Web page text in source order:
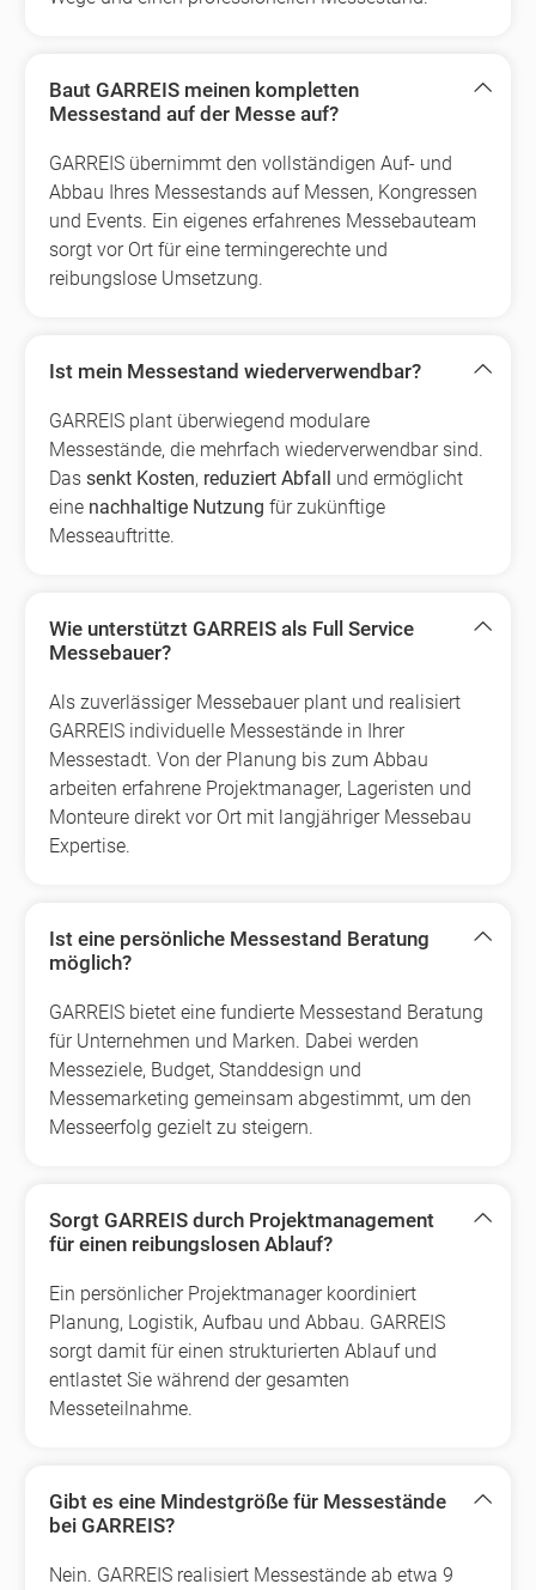
Baut GARREIS meinen kompletten
Messestand auf der Messe auf?
GARREIS übernimmt den vollständigen Auf- und
Abbau Ihres Messestands auf Messen, Kongressen
und Events. Ein eigenes erfahrenes Messebauteam
sorgt vor Ort für eine termingerechte und
reibungslose Umsetzung.
Ist mein Messestand wiederverwendbar?
GARREIS plant überwiegend modulare
Messestände, die mehrfach wiederverwendbar sind.
Das senkt Kosten, reduziert Abfall und ermöglicht
eine nachhaltige Nutzung für zukünftige
Messeauftritte.
Wie unterstützt GARREIS als Full Service
Messebauer?
Als zuverlässiger Messebauer plant und realisiert
GARREIS individuelle Messestände in Ihrer
Messestadt. Von der Planung bis zum Abbau
arbeiten erfahrene Projektmanager, Lageristen und
Monteure direkt vor Ort mit langjähriger Messebau
Expertise.
Ist eine persönliche Messestand Beratung
möglich?
GARREIS bietet eine fundierte Messestand Beratung
für Unternehmen und Marken. Dabei werden
Messeziele, Budget, Standdesign und
Messemarketing gemeinsam abgestimmt, um den
Messeerfolg gezielt zu steigern.
Sorgt GARREIS durch Projektmanagement
für einen reibungslosen Ablauf?
Ein persönlicher Projektmanager koordiniert
Planung, Logistik, Aufbau und Abbau. GARREIS
sorgt damit für einen strukturierten Ablauf und
entlastet Sie während der gesamten
Messeteilnahme.
Gibt es eine Mindestgröße für Messestände
bei GARREIS?
Nein. GARREIS realisiert Messestände ab etwa 9